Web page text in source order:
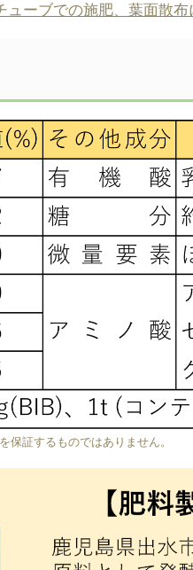
ーブでの施肥、葉面散布
証するものではありません。